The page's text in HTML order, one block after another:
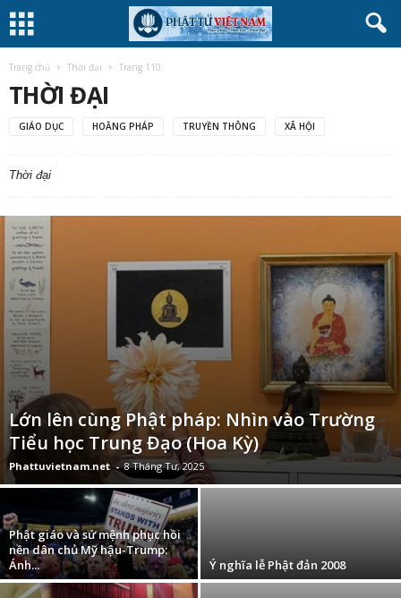
Trang chủ Thời đại Trang 110
THỜI ĐẠI
GIÁO DỤC HOẰNG PHÁP TRUYỀN THÔNG XÃ HỘI
Thời đại
Lớn lên cùng Phật pháp: Nhìn vào Trường
Tiểu học Trung Đạo (Hoa Kỳ)
Phattuvietnam.net - 8 Tháng Tư, 2025
Phật giáo và sứ mệnh phục hồi
nền dân chủ Mỹ hậu-Trump:
Ánh...
Ý nghĩa lễ Phật đản 2008